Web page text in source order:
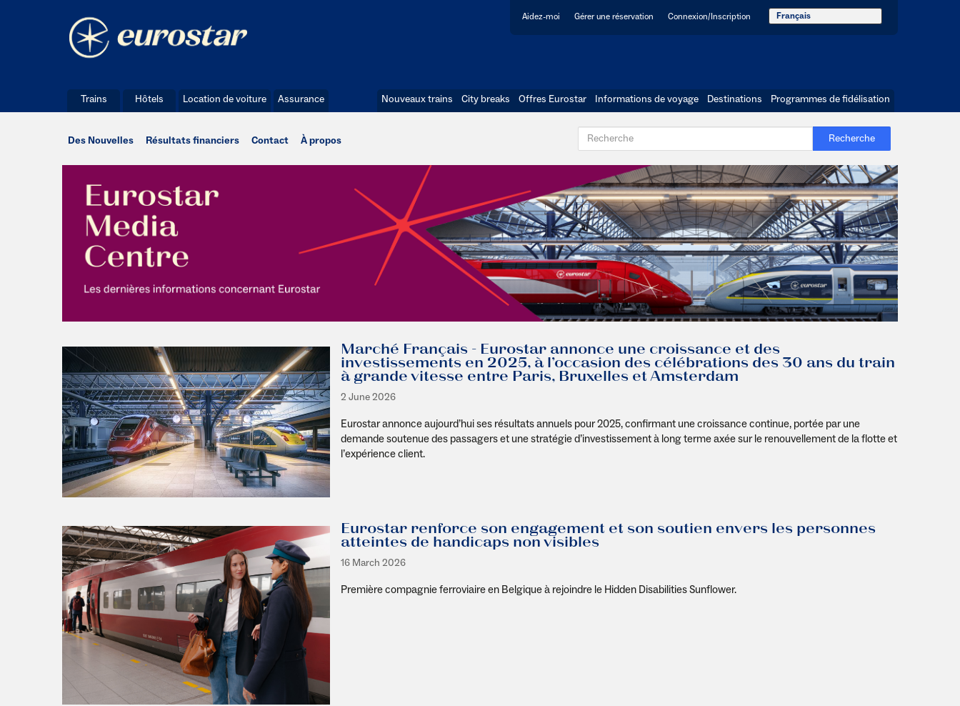
Aidez-moi Gérer une réservation Connexion/Inscription Français
Trains Hôtels Location de voiture Assurance Nouveaux trains City breaks Offres Eurostar Informations de voyage Destinations Programmes de fidélisation
Des Nouvelles Résultats financiers Contact À propos Recherche
Marché Français - Eurostar annonce une croissance et des
investissements en 2025, à l’occasion des célébrations des 30 ans du train
à grande vitesse entre Paris, Bruxelles et Amsterdam
2 June 2026
Eurostar annonce aujourd’hui ses résultats annuels pour 2025, confirmant une croissance continue, portée par une
demande soutenue des passagers et une stratégie d’investissement à long terme axée sur le renouvellement de la flotte et
l’expérience client.
Eurostar renforce son engagement et son soutien envers les personnes
atteintes de handicaps non visibles
16 March 2026
Première compagnie ferroviaire en Belgique à rejoindre le Hidden DisabilitiesSunflower.